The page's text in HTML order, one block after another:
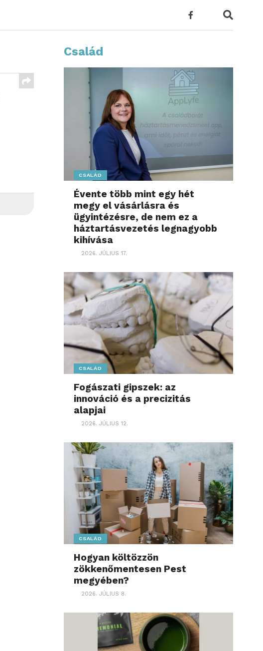
Család
CSALÁD
Évente több mint egy hét
megy el vásárlásra és
ügyintézésre, de nem ez a
háztartásvezetés legnagyobb
kihívása
2026. JÚLIUS 17.
CSALÁD
Fogászati gipszek: az
innováció és a precizitás
alapjai
2026. JÚLIUS 12.
CSALÁD
Hogyan költözzön
zökkenőmentesen Pest
megyében?
2026. JÚLIUS 8.